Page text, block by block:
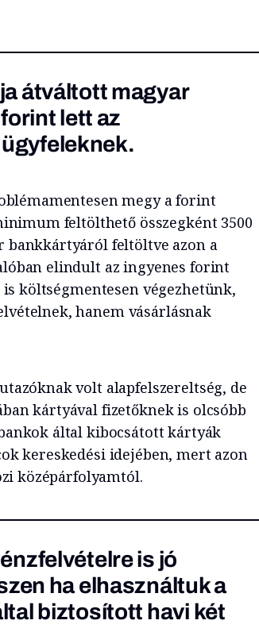
átváltott magyar
lett az
megy a forint
feltölthető összegként 3500
bankkártyáról feltöltve azon a
elindult az ingyenes forint
költségmentesen végezhetünk,
hanem vásárlásnak
volt alapfelszereltség, de
kártyával fizetőknek is olcsóbb
által kibocsátott kártyák
kereskedési idejében, mert azon
középárfolyamtól.
is jó
ha elhasználtuk a
biztosított havi két